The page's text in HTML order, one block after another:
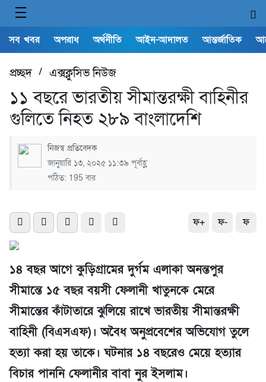
সব খবর অপরাধ অর্থনীতি আইন-আদালত আন্তর্জাতিক
প্রচ্ছদ/ এক্সক্লুসিভ নিউজ
১১ বছরে ভারতীয় সীমান্তরক্ষী বাহিনীর
গুলিতে নিহত ২৮৯ বাংলাদেশি
নিজস্ব প্রতিবেদক
জানুয়ারি ১৩, ২০২৫ ১১:৩৯ পূর্বাহ্ণ
পঠিত: 195 বার
ফ+ ফ- ফ
১৪ বছর আগে কুড়িগ্রামের দুর্গম এলাকা অনন্তপুর
সীমান্তে ১৫ বছর বয়সী ফেলানী খাতুনকে মেরে
সীমান্তের কাঁটাতারে ঝুলিয়ে রাখে ভারতীয় সীমান্তরক্ষী
বাহিনী (বিএসএফ)। অবৈধ অনুপ্রবেশের অভিযোগ তুলে
হত্যা করা হয় তাকে। ঘটনার ১৪ বছরেও মেয়ে হত্যার
বিচার পাননি ফেলানীর বাবা নুর ইসলাম।